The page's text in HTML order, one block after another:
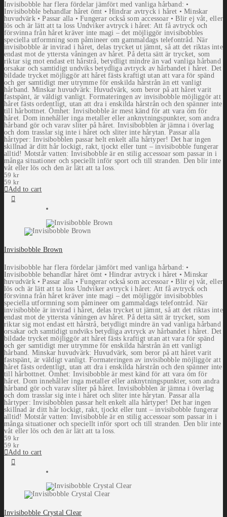
Invisibobble har flera fördelar jämfört med vanliga hårband: •
Invisibobble behandlar håret ömt • Hindrar avtryck i håret • Minskar
huvudvärk • Passar alla • Fungerar också som accessoar • Blir ej våt, eller
lös och är lätt att ta loss Undviker avtryck i håret: Att få avtryck och
försvinna från håret kräver inte magi – det möjliggör invisibobbles
speciella utformning som påmineer om gammaldags telefontråd. När
invisibobble är invirad i håret, delas trycket ut jämnt, så att det riktas inte
endast mot de yttersta våningen av håret. På detta sätt är trycket, som
riktar sig mot endast ett hårstrå, betydligt mindre än vad vanliga hårband
orsakar och samtidigt undviks betydliga avtryck av hårbandet i håret. Det
bildade trycket möjliggör att håret fästs kraftigt utan att vara för spänd
och ger samtidigt mer utrymme för enskilda hårstrån än ett vanligt
hårband. Minskar huvudvärk: Huvudvärk, som beror på att håret varit
fastspänt, är väldigt vanligt. Formateringen av invisibobble möjliggör att
håret fästs ordentligt, utan att dra i enskilda hårstrån och den spänner inte
till hårbottnet. Ömhet: Invisibobble är mest känd för att vara öm för
håret. Dom innehåller inga metaller eller anknytningspunkter, som andra
hårband gör och varav sliter på håret. Invisibobblen är jämna i överlag
och dom trasslar sig inte i håret och sliter inte hårytan. Passar alla
hårtyper: Invisibobblen passar helt enkelt alla hårtyper! Det har ingen
skillnad är ditt hår lockigt, rakt, tjockt eller tunt – invisibobble fungerar
alltid! Motstår vatten: Invisibobble är en stilig accessoar som passar in i
många situationer och speciellt inför sport och till stranden. Den blir inte
våt eller lös och den är lätt att ta loss.
59 kr
59 kr
Add to cart
Invisibobble Brown
Invisibobble har flera fördelar jämfört med vanliga hårband: •
Invisibobble behandlar håret ömt • Hindrar avtryck i håret • Minskar
huvudvärk • Passar alla • Fungerar också som accessoar • Blir ej våt, eller
lös och är lätt att ta loss Undviker avtryck i håret: Att få avtryck och
försvinna från håret kräver inte magi – det möjliggör invisibobbles
speciella utformning som påmineer om gammaldags telefontråd. När
invisibobble är invirad i håret, delas trycket ut jämnt, så att det riktas inte
endast mot de yttersta våningen av håret. På detta sätt är trycket, som
riktar sig mot endast ett hårstrå, betydligt mindre än vad vanliga hårband
orsakar och samtidigt undviks betydliga avtryck av hårbandet i håret. Det
bildade trycket möjliggör att håret fästs kraftigt utan att vara för spänd
och ger samtidigt mer utrymme för enskilda hårstrån än ett vanligt
hårband. Minskar huvudvärk: Huvudvärk, som beror på att håret varit
fastspänt, är väldigt vanligt. Formateringen av invisibobble möjliggör att
håret fästs ordentligt, utan att dra i enskilda hårstrån och den spänner inte
till hårbottnet. Ömhet: Invisibobble är mest känd för att vara öm för
håret. Dom innehåller inga metaller eller anknytningspunkter, som andra
hårband gör och varav sliter på håret. Invisibobblen är jämna i överlag
och dom trasslar sig inte i håret och sliter inte hårytan. Passar alla
hårtyper: Invisibobblen passar helt enkelt alla hårtyper! Det har ingen
skillnad är ditt hår lockigt, rakt, tjockt eller tunt – invisibobble fungerar
alltid! Motstår vatten: Invisibobble är en stilig accessoar som passar in i
många situationer och speciellt inför sport och till stranden. Den blir inte
våt eller lös och den är lätt att ta loss.
59 kr
59 kr
Add to cart
Invisibobble Crystal Clear